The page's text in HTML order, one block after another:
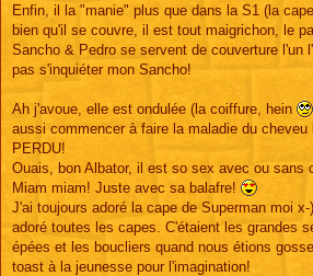
Enfin, il la "manie" plus que dans la S1 (la
bien qu'il se couvre, il est tout maigrichon, le
Sancho & Pedro se servent de couverture l'un
pas s'inquiéter mon Sancho!
Ah j'avoue, elle est ondulée (la coiffure, hein
aussi commencer à faire la maladie du
PERDU!
Ouais, bon Albator, il est so sex avec ou sans
Miam miam! Juste avec sa balafre!
J'ai toujours adoré la cape de Superman moi
adoré toutes les capes. C'étaient les grandes
épées et les boucliers quand nous étions
toast à la jeunesse pour l'imagination!